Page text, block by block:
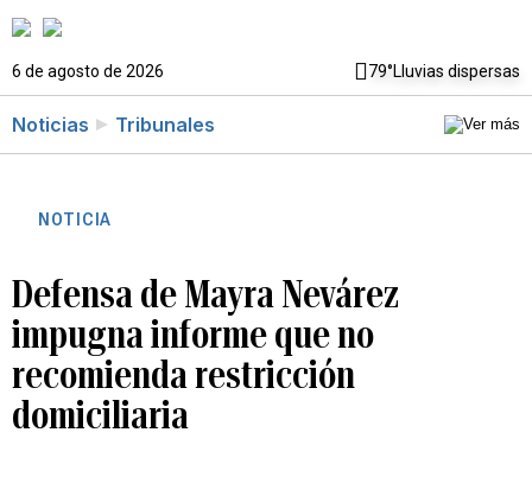
6 de agosto de 2026 79°Lluvias dispersas
Noticias Tribunales
NOTICIA
Defensa de Mayra Nevárez
impugna informe que no
recomienda restricción
domiciliaria